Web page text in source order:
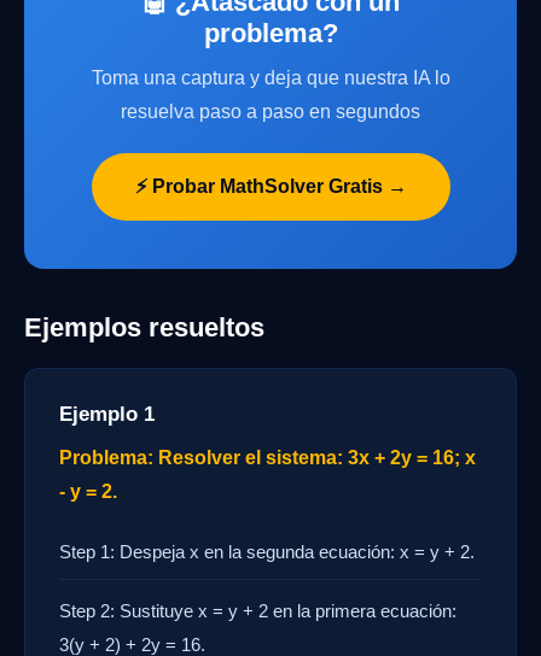
problema?
Toma una captura y deja que nuestra IA lo
resuelva paso a paso en segundos
⚡ Probar MathSolver Gratis →
Ejemplos resueltos
Ejemplo 1
Problema: Resolver el sistema: 3x + 2y = 16; x
- y = 2.
Step 1: Despeja x en la segunda ecuación: x = y + 2.
Step 2: Sustituye x = y + 2 en la primera ecuación:
3(y + 2) + 2y = 16.